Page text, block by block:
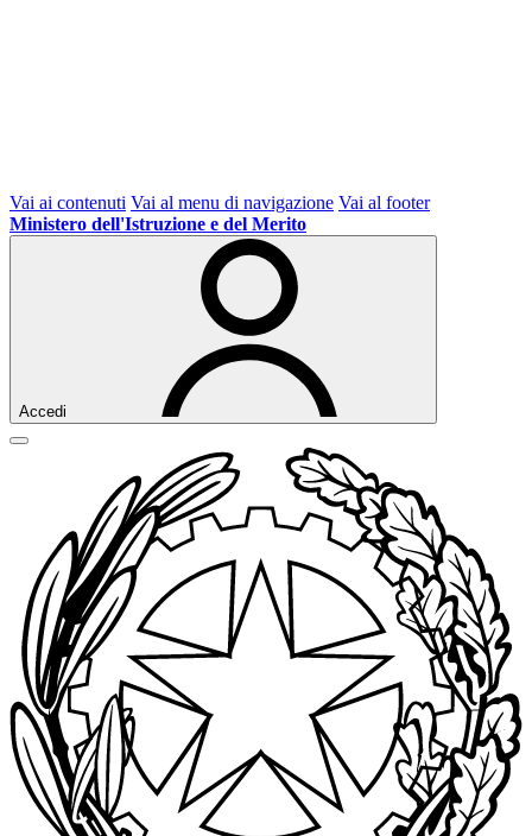
Vai ai contenuti Vai al menu di navigazione Vai al footer
Ministero dell'Istruzione e del Merito
Accedi